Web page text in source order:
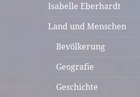
Isabelle Eberhardt
Land und Menschen
Bevölkerung
Geografie
Geschichte